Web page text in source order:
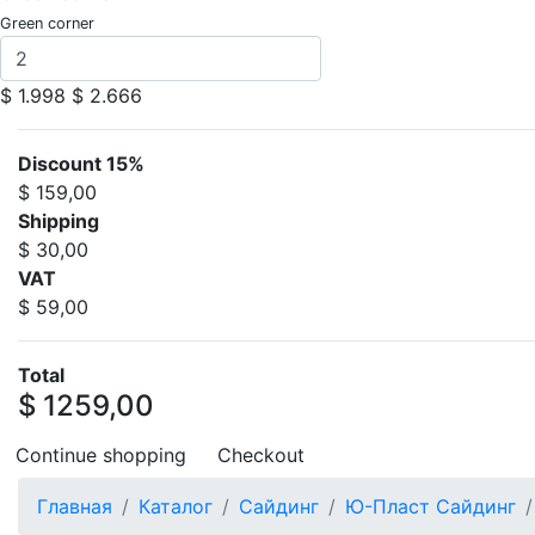
Green corner
$ 1.998 $ 2.666
Discount 15%
$ 159,00
Shipping
$ 30,00
VAT
$ 59,00
Total
$ 1259,00
Continue shopping Checkout
Главная Каталог Сайдинг Ю-Пласт Сайдинг